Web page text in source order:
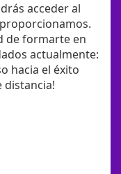
acceder al
de formarte en
actualmente:
hacia el éxito
distancia!